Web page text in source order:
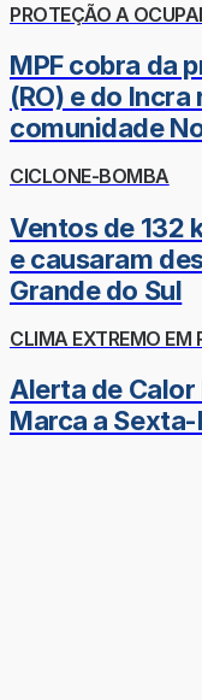
PROTEÇÃO A
MPF cobra da
(RO) e do
comunidade
CICLONE-BOMBA
Ventos de 132
e causaram
Grande do Sul
CLIMA EXTREMO EM
Alerta de
Marca a